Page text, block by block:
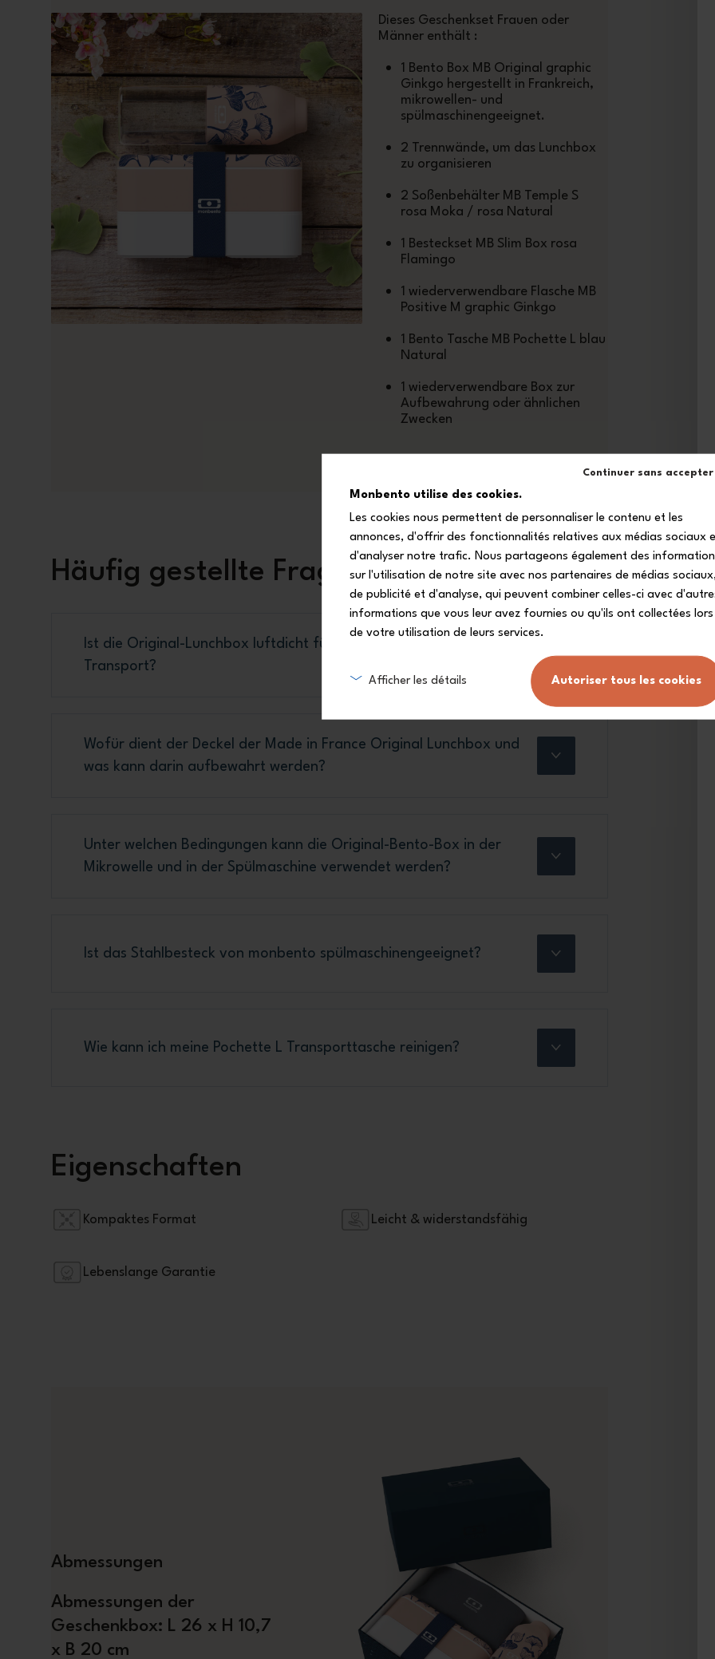
Continuer sans accepter
Monbento utilise des cookies.
Les cookies nous permettent de personnaliser le contenu et les
annonces, d'offrir des fonctionnalités relatives aux médias sociaux
d'analyser notre trafic. Nous partageons également des
sur l'utilisation de notre site avec nos partenaires de médias
de publicité et d'analyse, qui peuvent combiner celles-ci avec
informations que vous leur avez fournies ou qu'ils ont collectées lors
de votre utilisation de leurs services.
Autoriser tous les cookies
Afficher les détails
Dieses Geschenkset Frauen oder
Männer enthält :
1 Bento Box MB Original graphic
Ginkgo hergestellt in Frankreich,
mikrowellen- und
spülmaschinengeeignet.
2 Trennwände, um das Lunchbox
zu organisieren
2 Soßenbehälter MB Temple S
rosa Moka / rosa Natural
1 Besteckset MB Slim Box rosa
Flamingo
1 wiederverwendbare Flasche MB
Positive M graphic Ginkgo
1 Bento Tasche MB Pochette L blau
Natural
1 wiederverwendbare Box zur
Aufbewahrung oder ähnlichen
Zwecken
Häufig gestellte Fragen
Ist die Original-Lunchbox luftdicht für einen sorgenfreien
Transport?
Wofür dient der Deckel der Made in France Original Lunchbox und
was kann darin aufbewahrt werden?
Unter welchen Bedingungen kann die Original-Bento-Box in der
Mikrowelle und in der Spülmaschine verwendet werden?
Ist das Stahlbesteck von monbento spülmaschinengeeignet?
Wie kann ich meine Pochette L Transporttasche reinigen?
Eigenschaften
Kompaktes Format Leicht & widerstandsfähig
Lebenslange Garantie
Abmessungen
Abmessungen der
Geschenkbox: L 26 x H 10,7
x B 20 cm